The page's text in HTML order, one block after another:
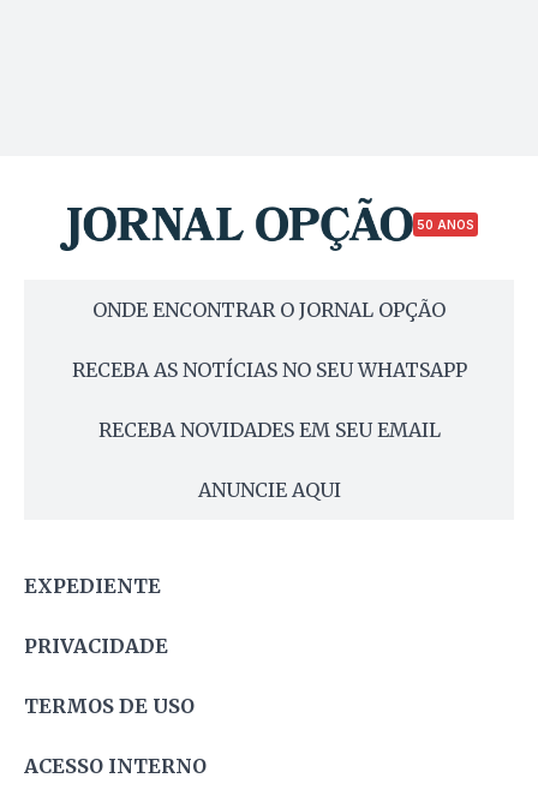
50 ANOS
ONDE ENCONTRAR O JORNAL OPÇÃO
RECEBA AS NOTÍCIAS NO SEU WHATSAPP
RECEBA NOVIDADES EM SEU EMAIL
ANUNCIE AQUI
EXPEDIENTE
PRIVACIDADE
TERMOS DE USO
ACESSO INTERNO